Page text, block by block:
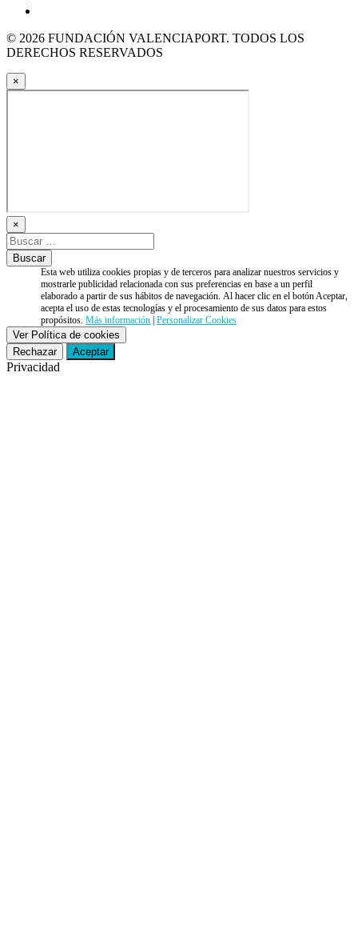
© 2026 FUNDACIÓN VALENCIAPORT. TODOS LOS
DERECHOS RESERVADOS
×
×
Esta web utiliza cookies propias y de terceros para analizar nuestros servicios y
mostrarle publicidad relacionada con sus preferencias en base a un perfil
elaborado a partir de sus hábitos de navegación. Al hacer clic en el botón Aceptar,
acepta el uso de estas tecnologías y el procesamiento de sus datos para estos
propósitos.Más información |Personalizar Cookies
Ver Política de cookies
Rechazar
Aceptar
Privacidad